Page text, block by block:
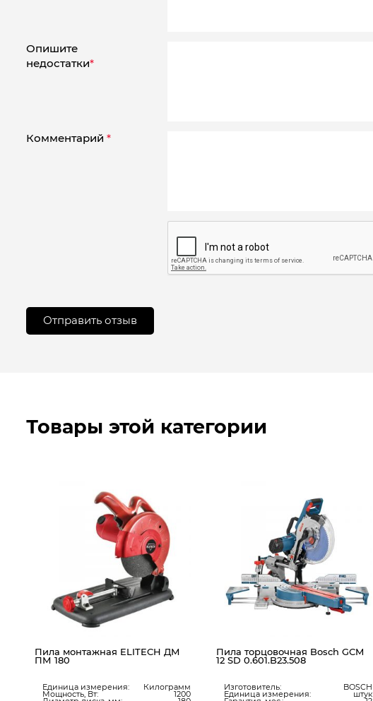
Опишите
недостатки*
Комментарий *
Товары этой категории
Пила монтажная ELITECH ДМ
ПМ 180
Единица измерения: Килограмм
Мощность, Вт: 1200
Пила торцовочная Bosch GCM
12 SD 0.601.B23.508
Изготовитель: BOSCH
Единица измерения: штук